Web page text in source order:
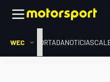
WEC PORTADANOTICIAS